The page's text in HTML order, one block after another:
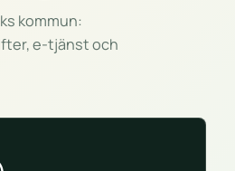
kommun:
e-tjänst och